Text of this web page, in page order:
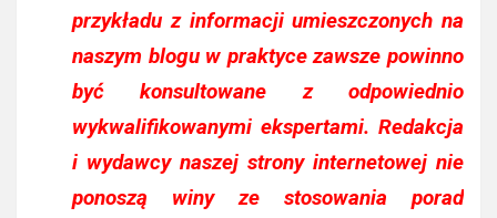
przykładu z informacji umieszczonych na
naszym blogu w praktyce zawsze powinno
być konsultowane z odpowiednio
wykwalifikowanymi ekspertami. Redakcja
i wydawcy naszej strony internetowej nie
ponoszą winy ze stosowania porad